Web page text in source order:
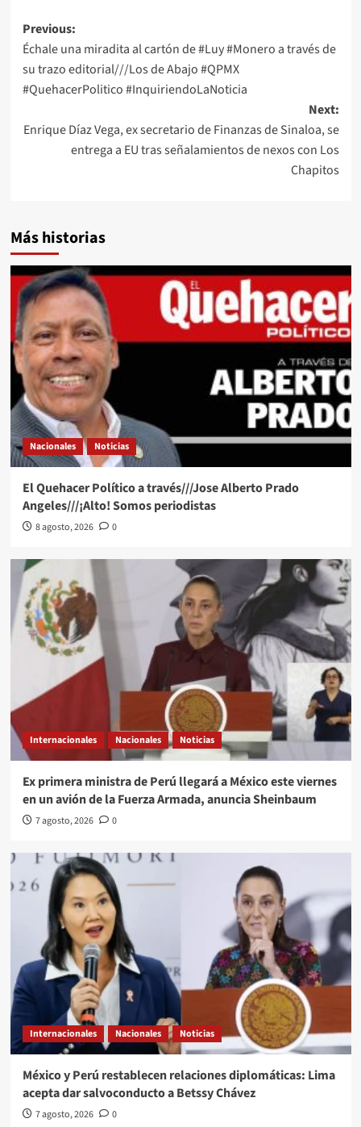
Post
navigation
Previous:
Échale una miradita al cartón de #Luy #Monero a través de
su trazo editorial///Los de Abajo #QPMX
#QuehacerPolitico #InquiriendoLaNoticia
Next:
Enrique Díaz Vega, ex secretario de Finanzas de Sinaloa, se
entrega a EU tras señalamientos de nexos con Los
Chapitos
Más historias
Nacionales Noticias
El Quehacer Político a través///Jose Alberto Prado
Angeles///¡Alto! Somos periodistas
8 agosto, 2026 0
Internacionales Nacionales Noticias
Ex primera ministra de Perú llegará a México este viernes
en un avión de la Fuerza Armada, anuncia Sheinbaum
7 agosto, 2026 0
Internacionales Nacionales Noticias
México y Perú restablecen relaciones diplomáticas: Lima
acepta dar salvoconducto a Betssy Chávez
7 agosto, 2026 0